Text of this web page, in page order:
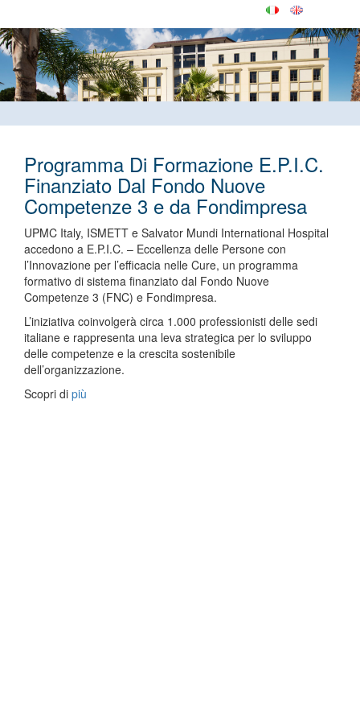
Programma Di Formazione E.P.I.C.
Finanziato Dal Fondo Nuove
Competenze 3 e da Fondimpresa
UPMC Italy, ISMETT e Salvator Mundi International Hospital
accedono a E.P.I.C. – Eccellenza delle Persone con
l’Innovazione per l’efficacia nelle Cure, un programma
formativo di sistema finanziato dal Fondo Nuove
Competenze 3 (FNC) e Fondimpresa.
L’iniziativa coinvolgerà circa 1.000 professionisti delle sedi
italiane e rappresenta una leva strategica per lo sviluppo
delle competenze e la crescita sostenibile
dell’organizzazione.
Scopri di più